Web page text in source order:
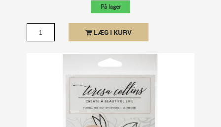
På lager
LÆG I KURV